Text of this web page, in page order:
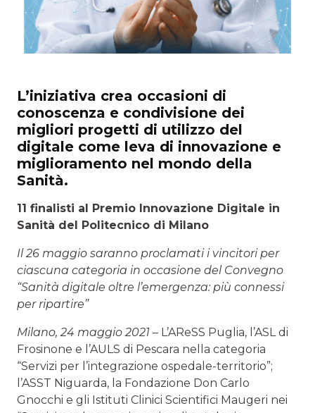
L’iniziativa crea occasioni di
conoscenza e condivisione dei
migliori progetti di utilizzo del
digitale come leva di innovazione e
miglioramento nel mondo della
Sanità.
11 finalisti al Premio Innovazione Digitale in
Sanità del Politecnico di Milano
Il 26 maggio saranno proclamati i vincitori per
ciascuna categoria in occasione del Convegno
“Sanità digitale oltre l’emergenza: più connessi
per ripartire”
Milano, 24 maggio 2021 – L’AReSS Puglia, l’ASL di
Frosinone e l’AULS di Pescara nella categoria
“Servizi per l’integrazione ospedale-territorio”;
l’ASST Niguarda, la Fondazione Don Carlo
Gnocchi e gli Istituti Clinici Scientifici Maugeri nei